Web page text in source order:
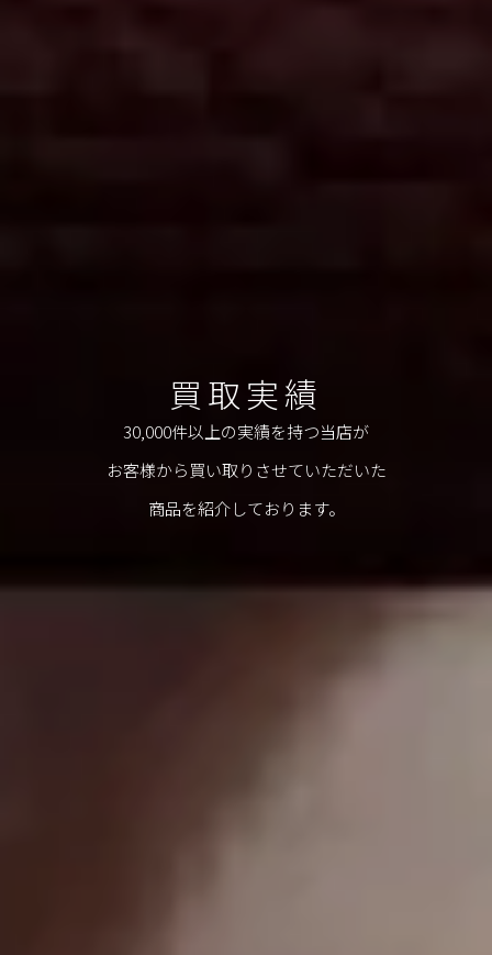
買取実績
30,000件以上の実績を持つ当店が
お客様から買い取りさせていただいた
商品を紹介しております。